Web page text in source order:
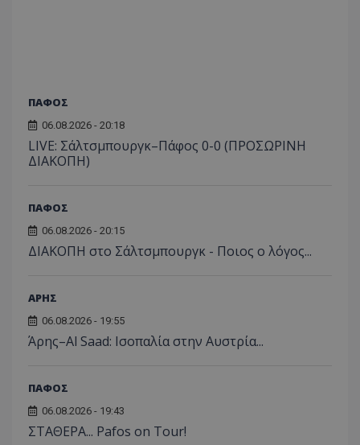
ΠΑΦΟΣ
06.08.2026 - 20:18
LIVE: Σάλτσμπουργκ–Πάφος 0-0 (ΠΡΟΣΩΡΙΝΗ
ΔΙΑΚΟΠΗ)
ΠΑΦΟΣ
06.08.2026 - 20:15
ΔΙΑΚΟΠΗ στο Σάλτσμπουργκ - Ποιος ο λόγος...
ΑΡΗΣ
06.08.2026 - 19:55
Άρης–Al Saad: Ισοπαλία στην Αυστρία...
ΠΑΦΟΣ
06.08.2026 - 19:43
ΣΤΑΘΕΡΑ... Pafos on Tour!